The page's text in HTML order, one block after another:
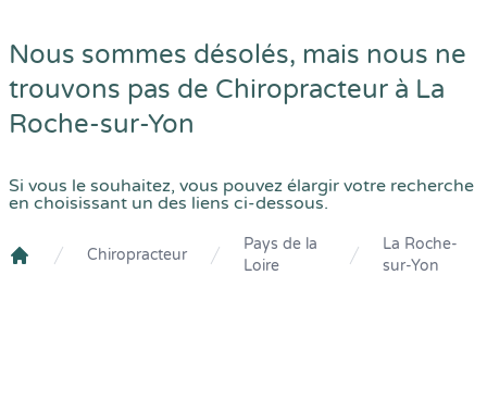
Nous sommes désolés, mais nous ne
trouvons pas de Chiropracteur à La
Roche-sur-Yon
Si vous le souhaitez, vous pouvez élargir votre recherche
en choisissant un des liens ci-dessous.
Chiropracteur
Pays de la
Loire
La Roche-
sur-Yon